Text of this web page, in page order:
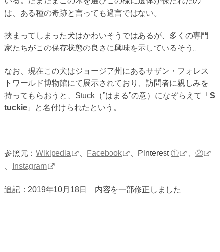
は、ある種の奇跡と言っても過言ではない。
挟まってしまった犬はかわいそうではあるが、多くの専門
家たちがこの保存状態の良さに興味を示しているそう。
なお、現在この犬はジョージア州にあるサザン・フォレス
トワールド博物館にて展示されており、訪問者に親しみを
持ってもらおうと、Stuck（”はまる”の意）になぞらえて「 S
tuckie」と名付けられたという。
参照元： Wikipedia Facebook 、Pinterest①
②
Instagram
追記：2019年10月18日 内容を一部修正しました